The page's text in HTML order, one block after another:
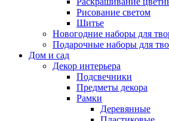
Рисование светом
Шитье
Новогодние наборы для
Подарочные наборы для
Дом и сад
Декор интерьера
Подсвечники
Предметы декора
Рамки
Деревянные